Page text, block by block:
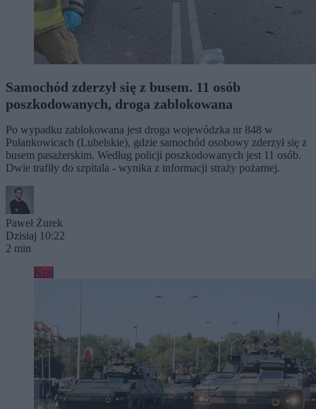
Samochód zderzył się z busem. 11 osób
poszkodowanych, droga zablokowana
Po wypadku zablokowana jest droga wojewódzka nr 848 w
Pułankowicach (Lubelskie), gdzie samochód osobowy zderzył się z
busem pasażerskim. Według policji poszkodowanych jest 11 osób.
Dwie trafiły do szpitala - wynika z informacji straży pożarnej.
Paweł Żurek
Dzisiaj 10:22
2 min
Kraj